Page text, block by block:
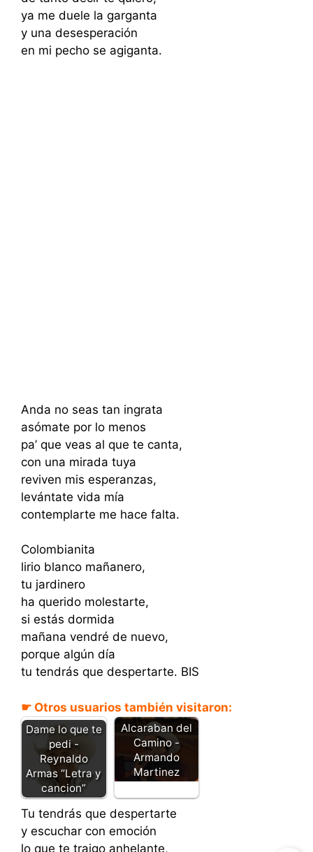
ya me duele la garganta
y una desesperación
en mi pecho se agiganta.
Anda no seas tan ingrata
asómate por lo menos
pa’ que veas al que te canta,
con una mirada tuya
reviven mis esperanzas,
levántate vida mía
contemplarte me hace falta.
Colombianita
lirio blanco mañanero,
tu jardinero
ha querido molestarte,
si estás dormida
mañana vendré de nuevo,
porque algún día
tu tendrás que despertarte. BIS
☛ Otros usuarios también visitaron:
Dame lo que te
pedi -
Reynaldo
Armas “Letra y
cancion”
Alcaraban del
Camino -
Armando
Martinez
Tu tendrás que despertarte
y escuchar con emoción
lo que te traigo anhelante,